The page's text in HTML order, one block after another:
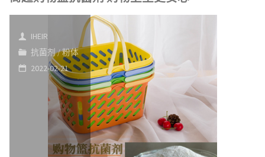
制
品
防
霉
剂
IHEIR
抗菌剂/粉体
2022-02-21